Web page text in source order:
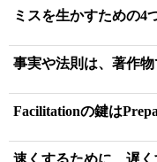
ミスを生かすための4
事実や法則は、著作
Facilitationの鍵は
速くするために、遅く